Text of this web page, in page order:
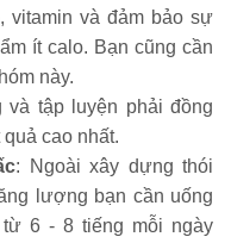
vitamin và đảm bảo sự
ít calo. Bạn cũng cần
này.
và tập luyện phải đồng
cao nhất.
: Ngoài xây dựng thói
lượng bạn cần uống
6 - 8 tiếng mỗi ngày